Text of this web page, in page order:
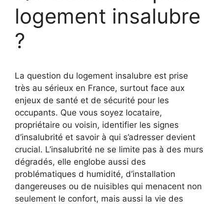
logement insalubre
?
La question du logement insalubre est prise
très au sérieux en France, surtout face aux
enjeux de santé et de sécurité pour les
occupants. Que vous soyez locataire,
propriétaire ou voisin, identifier les signes
d’insalubrité et savoir à qui s’adresser devient
crucial. L’insalubrité ne se limite pas à des murs
dégradés, elle englobe aussi des
problématiques d humidité, d’installation
dangereuses ou de nuisibles qui menacent non
seulement le confort, mais aussi la vie des